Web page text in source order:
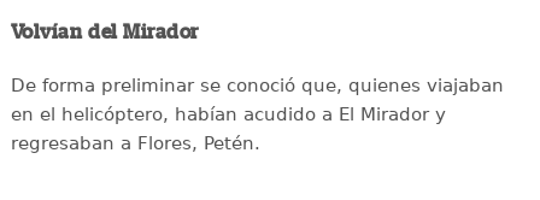
Volvían del Mirador
De forma preliminar se conoció que, quienes viajaban
en el helicóptero, habían acudido a El Mirador y
regresaban a Flores, Petén.